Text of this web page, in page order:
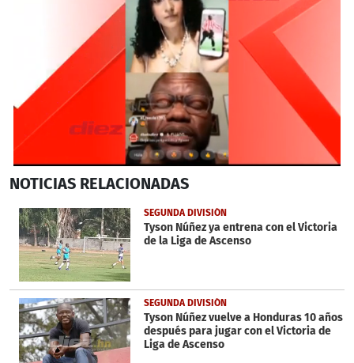
seconds
4
minutes,
16
seconds
NOTICIAS RELACIONADAS
SEGUNDA DIVISIÓN
Tyson Núñez ya entrena con el Victoria
de la Liga de Ascenso
SEGUNDA DIVISIÓN
Tyson Núñez vuelve a Honduras 10 años
después para jugar con el Victoria de
Liga de Ascenso